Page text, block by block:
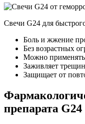
Свечи G24 для
Боль и жжение
Без возрастных
Можно
Заживляет
Защищает от
препарата G24